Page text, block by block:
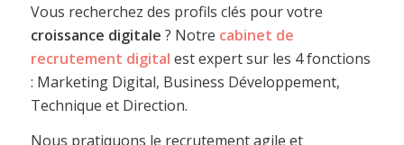
Vous recherchez des profils clés pour votre
croissance digitale ? Notre cabinet de
recrutement digital est expert sur les 4 fonctions
: Marketing Digital, Business Développement,
Technique et Direction.
Nous pratiquons le recrutement agile et